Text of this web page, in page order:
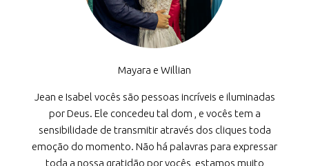
Mayara e Willian
Jean e Isabel vocês são pessoas incríveis e iluminadas
por Deus. Ele concedeu tal dom , e vocês tem a
sensibilidade de transmitir através dos cliques toda
emoção do momento. Não há palavras para expressar
toda a nossa gratidão por vocês, estamos muito